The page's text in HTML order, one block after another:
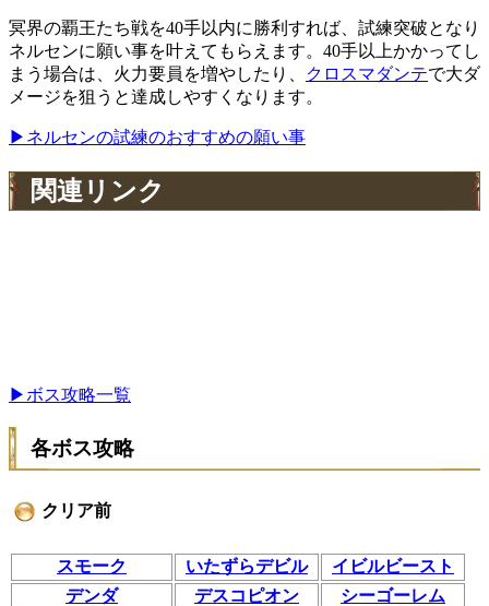
冥界の覇王たち戦を40手以内に勝利すれば、試練突破となり
ネルセンに願い事を叶えてもらえます。40手以上かかってし
まう場合は、火力要員を増やしたり、
クロスマダンテで大ダ
メージを狙うと達成しやすくなります。
▶ネルセンの試練のおすすめの願い事
関連リンク
▶ボス攻略一覧
各ボス攻略
クリア前
スモーク いたずらデビル
イビルビースト
デンダ
デスコピオン
シーゴーレム